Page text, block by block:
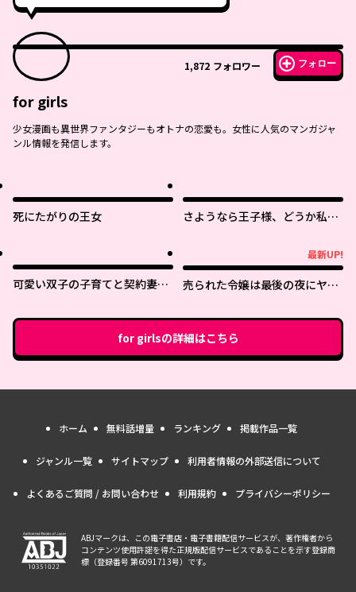
1,872 フォロワー フォロー
for girls
少女漫画も異世界ファンタジーもオトナの恋愛も。女性に人気のマンガジャ
ンル情報を発信します。
死にたがりの王女
さようなら王子様、どうか私の
可愛い双子の子育てと契約妻は
最新UP!
売られた令嬢は最後の夜にヤリ
ていると、迎えに来たのは激重
王子様でした〜
for girlsの詳細はこちら
ホーム 無料話増量 ランキング 掲載作品一覧
ジャンル一覧 サイトマップ 利用者情報の外部送信について
よくあるご質問 / お問い合わせ 利用規約 プライバシーポリシー
ABJマークは、この電子書店・電子書籍配信サービスが、著作権者から
コンテンツ使用許諾を得た正規版配信サービスであることを示す登録商
標（登録番号 第6091713号）です。